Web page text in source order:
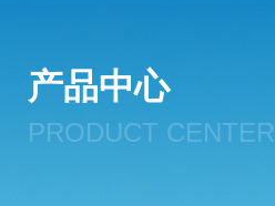
产品中心
PRODUCT CENTER